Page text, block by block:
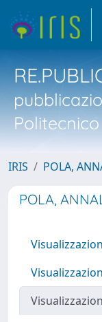
IRIS POLA,
POLA,